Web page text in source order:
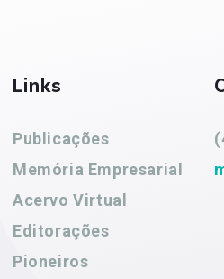
Links
Publicações
Memória Empresarial
Acervo Virtual
Editorações
Pioneiros